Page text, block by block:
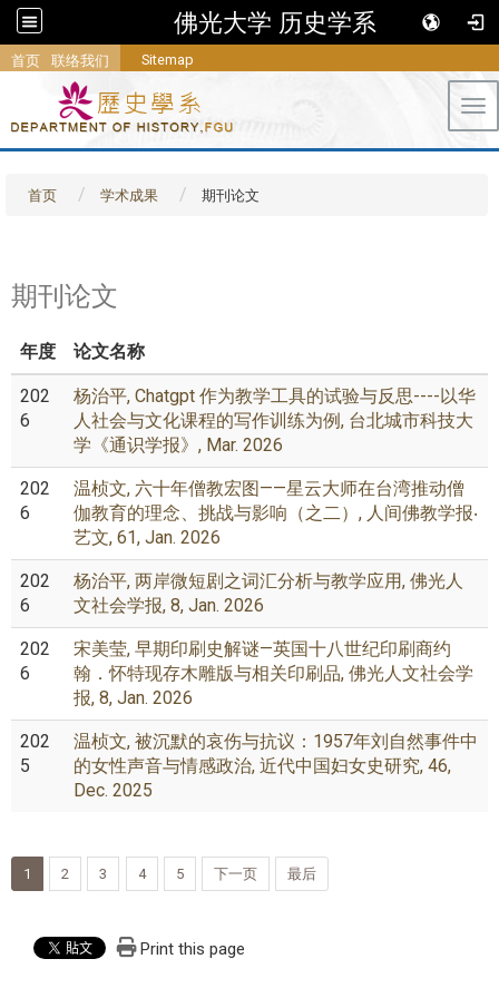
佛光大学 历史学系
首页 联络我们 Sitemap
首页 学术成果 期刊论文
期刊论文
年度 论文名称
202
6
杨治平, Chatgpt 作为教学工具的试验与反思----以华
人社会与文化课程的写作训练为例, 台北城市科技大
学《通识学报》, Mar. 2026
202
6
温桢文, 六十年僧教宏图——星云大师在台湾推动僧
伽教育的理念、挑战与影响（之二）, 人间佛教学报‧
艺文, 61, Jan. 2026
202
6
杨治平, 两岸微短剧之词汇分析与教学应用, 佛光人
文社会学报, 8, Jan. 2026
202
6
宋美莹, 早期印刷史解谜—英国十八世纪印刷商约
翰．怀特现存木雕版与相关印刷品, 佛光人文社会学
报, 8, Jan. 2026
202
5
温桢文, 被沉默的哀伤与抗议：1957年刘自然事件中
的女性声音与情感政治, 近代中国妇女史研究, 46,
Dec. 2025
1 2 3 4 5 下一页 最后
Print this page